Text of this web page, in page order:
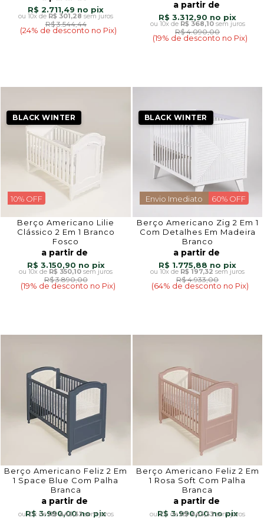
R$ 2.711,49
10x de R$ 301,28 sem juros
R$ 3.544,44
(24% de desconto no Pix)
a partir de
R$ 3.312,90
10x de R$ 368,10sem juros
R$ 4.090,00
(19% de desconto no Pix)
10% OFF
BLACK WINTER
Berço Americano Lilie
Clássico 2 Em 1 Branco
Fosco
a partir de
R$ 3.150,90
10x de R$ 350,10 sem juros
R$ 3.890,00
(19% de desconto no Pix)
Envio Imediato 60% OFF
BLACK WINTER
Berço Americano Zig 2 Em 1
Com Detalhes Em Madeira
Branco
a partir de
R$ 1.775,88
10x de R$ 197,32 sem juros
R$ 4.933,00
(64% de desconto no Pix)
Berço Americano Feliz 2 Em
1 Space Blue Com Palha
Branca
a partir de
R$ 3.990,00
10x deR$ 443,33sem juros
Berço Americano Feliz 2 Em
1 Rosa Soft Com Palha
Branca
a partir de
R$ 3.990,00
10x deR$ 443,33sem juros